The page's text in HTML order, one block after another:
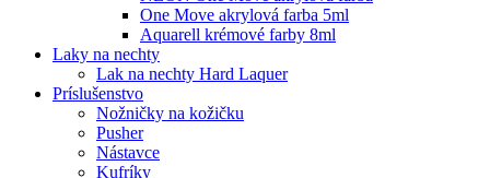
One Move akrylová farba 5ml
Aquarell krémové farby 8ml
Laky na nechty
Lak na nechty Hard Laquer
Príslušenstvo
Nožničky na kožičku
Pusher
Nástavce
Kufríky